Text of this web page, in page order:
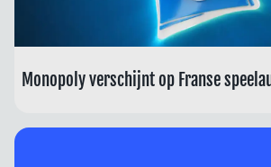
Monopoly verschijnt op Franse